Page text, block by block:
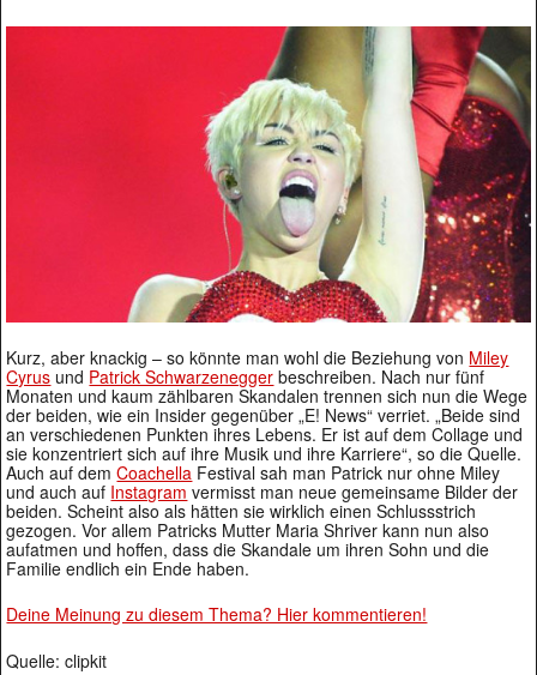
Kurz, aber knackig – so könnte man wohl die Beziehung von Miley
Cyrus und Patrick Schwarzenegger beschreiben. Nach nur fünf
Monaten und kaum zählbaren Skandalen trennen sich nun die Wege
der beiden, wie ein Insider gegenüber „E! News“ verriet. „Beide sind
an verschiedenen Punkten ihres Lebens. Er ist auf dem Collage und
sie konzentriert sich auf ihre Musik und ihre Karriere“, so die Quelle.
Auch auf demCoachella Festival sah man Patrick nur ohne Miley
und auch auf Instagram vermisst man neue gemeinsame Bilder der
beiden. Scheint also als hätten sie wirklich einen Schlussstrich
gezogen. Vor allem Patricks Mutter Maria Shriver kann nun also
aufatmen und hoffen, dass die Skandale um ihren Sohn und die
Familie endlich ein Ende haben.
Deine Meinung zu diesem Thema? Hier kommentieren!
Quelle: clipkit